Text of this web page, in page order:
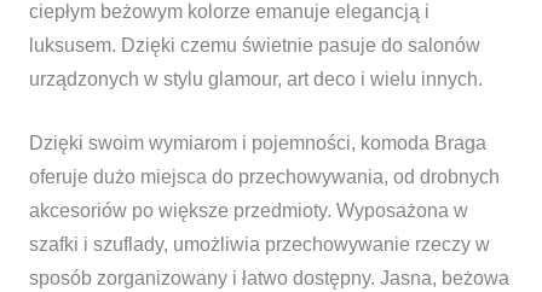
ciepłym beżowym kolorze emanuje elegancją i
luksusem. Dzięki czemu świetnie pasuje do salonów
urządzonych w stylu glamour, art deco i wielu innych.
Dzięki swoim wymiarom i pojemności, komoda Braga
oferuje dużo miejsca do przechowywania, od drobnych
akcesoriów po większe przedmioty. Wyposażona w
szafki i szuflady, umożliwia przechowywanie rzeczy w
sposób zorganizowany i łatwo dostępny. Jasna, beżowa